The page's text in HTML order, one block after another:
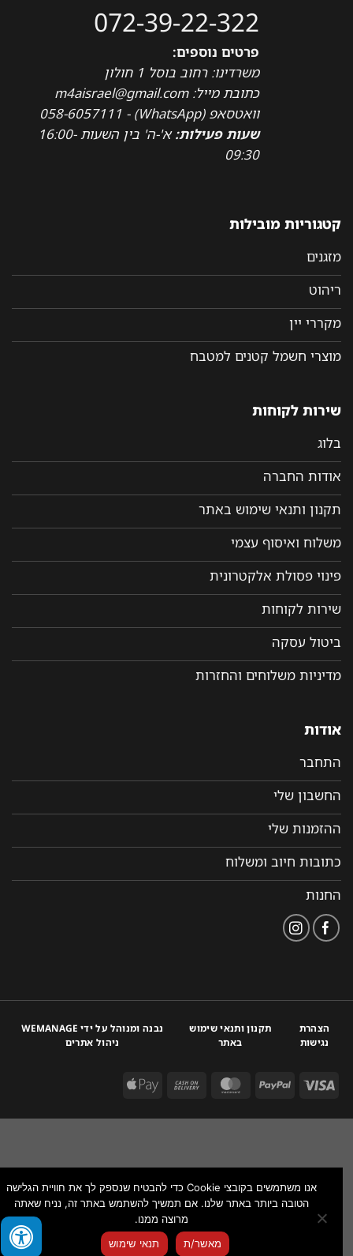
072-39-22-322
פרטים נוספים:
משרדינו: רחוב בוסל 1 חולון
כתובת מייל: m4aisrael@gmail.com
וואטסאפ (WhatsApp) - 058-6057111
שעות פעילות:
א'-ה' בין השעות 16:00-
09:30
קטגוריות מובילות
מזגנים
ריהוט
מקררי יין
מוצרי חשמל קטנים למטבח
שירות לקוחות
בלוג
אודות החברה
תקנון ותנאי שימוש באתר
משלוח ואיסוף עצמי
פינוי פסולת אלקטרונית
שירות לקוחות
ביטול עסקה
מדיניות משלוחים והחזרות
אודות
התחבר
החשבון שלי
ההזמנות שלי
כתובות חיוב ומשלוח
החנות
הצהרת
נגישות
תקנון ותנאי שימוש
באתר
נבנה ומנוהל על ידי WEMANAGE
ניהול אתרים
אנו משתמשים בקובצי Cookie כדי להבטיח שנספק לך את חוויית הגלישה
הטובה ביותר באתר שלנו. אם תמשיך להשתמש באתר זה, נניח שאתה
מרוצה ממנו.
מאשר/ת
תנאי שימוש